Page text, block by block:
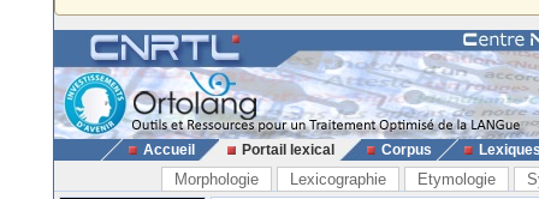
Accueil Portail lexical Corpus
Morphologie Lexicographie Etymologie